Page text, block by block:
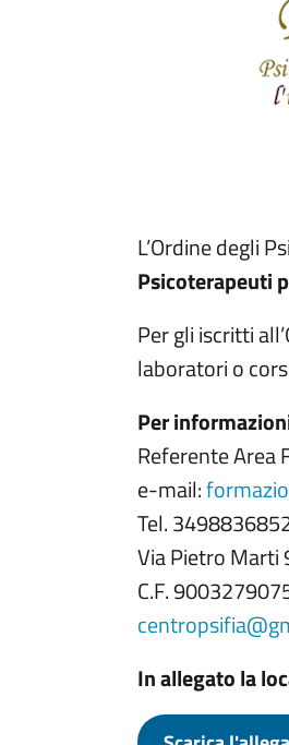
L’Ordine degli
Psicoterapeuti
Per gli iscritti
laboratori o
Per
Referente Area
e-mail:
Tel.
Via Pietro Marti
C.F.
In allegato la